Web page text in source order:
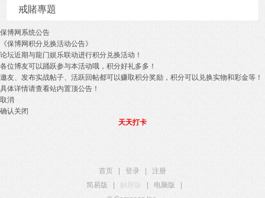
戒賭專題
保博网系统公告
《保博网积分兑换活动公告》
论坛近期与龍门娱乐联动进行积分兑换活动！
各位博友可以踊跃参与本活动哦，积分好礼多多！
邀友、发布实战帖子、活跃回帖都可以赚取积分奖励，积分可以兑换实物和彩金等！
具体详情请查看站内置顶公告！
取消
确认关闭
天天打卡
首页 登录
注册
简易版
触屏版 电脑版